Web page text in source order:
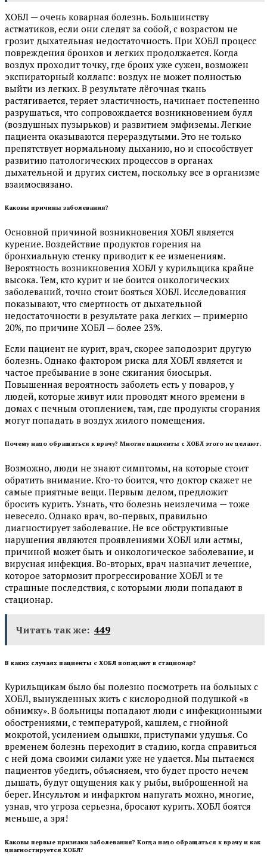
ХОБЛ — очень коварная болезнь. Большинству
астматиков, если они следят за собой, с возрастом не
грозит дыхательная недостаточность. При ХОБЛ процесс
повреждения бронхов и легких продолжается. Когда
воздух проходит точку, где бронх уже сужен, возможен
экспираторный коллапс: воздух не может полностью
выйти из легких. В результате лёгочная ткань
растягивается, теряет эластичность, начинает постепенно
разрушаться, что сопровождается возникновением булл
(воздушных пузырьков) и развитием эмфиземы. Легкие
пациента оказываются перераздутыми. Это не только
препятствует нормальному дыханию, но и способствует
развитию патологических процессов в органах
дыхательной и других систем, поскольку все в организме
взаимосвязано.
Каковы причины заболевания?
Основной причиной возникновения ХОБЛ является
курение. Воздействие продуктов горения на
бронхиальную стенку приводит к ее изменениям.
Вероятность возникновения ХОБЛ у курильщика крайне
высока. Тем, кто курит и не боится онкологических
заболеваний, точно стоит бояться ХОБЛ. Исследования
показывают, что смертность от дыхательной
недостаточности в результате рака легких — примерно
20%, по причине ХОБЛ — более 23%.
Если пациент не курит, врач, скорее заподозрит другую
болезнь. Однако фактором риска для ХОБЛ является и
частое пребывание в зоне сжигания биосырья.
Повышенная вероятность заболеть есть у поваров, у
людей, которые живут или проводят много времени в
домах с печным отоплением, там, где продукты сгорания
могут попадать в воздух жилого помещения.
Почему надо обращаться к врачу? Многие пациенты с ХОБЛ этого не делают.
Возможно, люди не знают симптомы, на которые стоит
обратить внимание. Кто-то боится, что доктор скажет не
самые приятные вещи. Первым делом, предложит
бросить курить. Узнать, что болезнь неизлечима — тоже
невесело. Однако врач, во-первых, правильно
диагностирует заболевание. Не все обструктивные
нарушения являются проявлениями ХОБЛ или астмы,
причиной может быть и онкологическое заболевание, и
вирусная инфекция. Во-вторых, врач назначит лечение,
которое затормозит прогрессирование ХОБЛ и те
страшные последствия, с которыми люди попадают в
стационар.
Читать так же: 449
В каких случаях пациенты с ХОБЛ попадают в стационар?
Курильщикам было бы полезно посмотреть на больных с
ХОБЛ, вынужденных жить с кислородной подушкой «в
обнимку». В больницы попадают люди с инфекционными
обострениями, с температурой, кашлем, с гнойной
мокротой, усилением одышки, приступами удушья. Со
временем болезнь переходит в стадию, когда справиться
с ней дома своими силами уже не удается. Мы пытаемся
пациентов убедить, объясняем, что будет просто нечем
дышать, будут ощущения как у рыбы, выброшенной на
берег. Инсультом и инфарктом напугать можно, многие,
узнав, что угроза серьезна, бросают курить. ХОБЛ боятся
меньше, а зря!
Каковы первые признаки заболевания? Когда надо обращаться к врачу и как
диагностируется ХОБЛ?